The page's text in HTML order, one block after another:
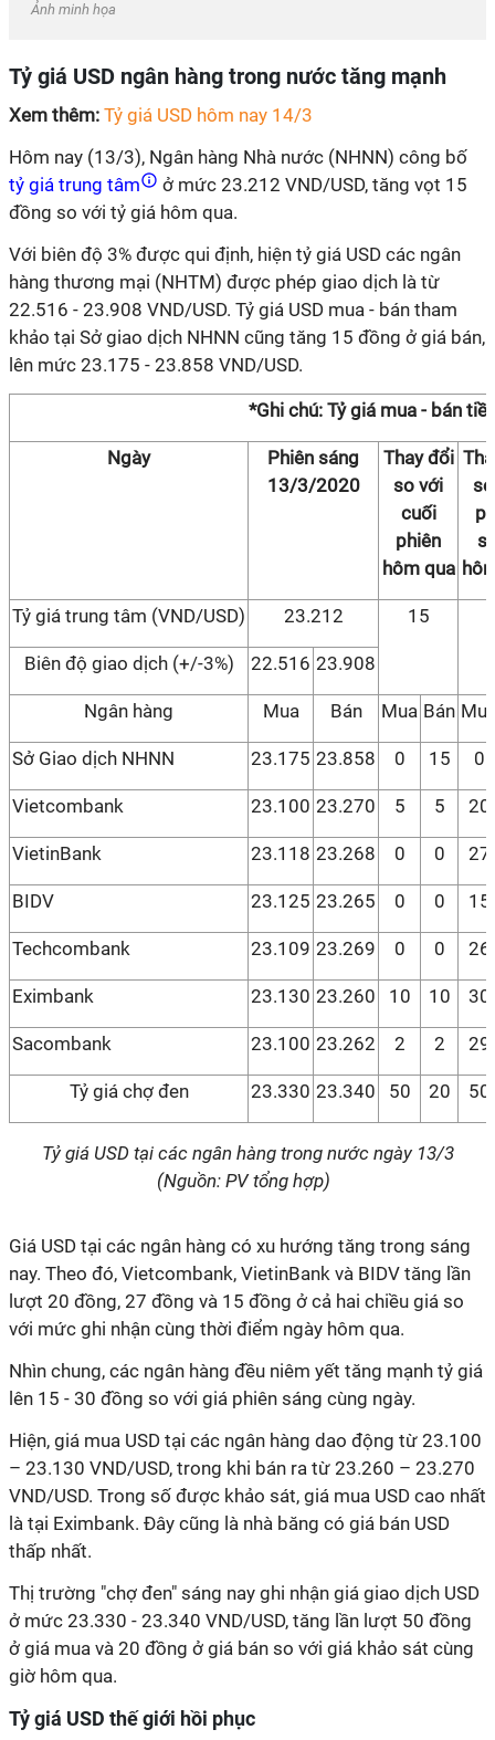
Ảnh minh họa
Tỷ giá USD ngân hàng trong nước tăng mạnh
Xem thêm: Tỷ giá USD hôm nay 14/3
Hôm nay (13/3), Ngân hàng Nhà nước (NHNN) công bố
tỷ giá trung tâm
ở mức 23.212 VND/USD, tăng vọt 15
đồng so với tỷ giá hôm qua.
Với biên độ 3% được qui định, hiện tỷ giá USD các ngân
hàng thương mại (NHTM) được phép giao dịch là từ
22.516 - 23.908 VND/USD. Tỷ giá USD mua - bán tham
khảo tại Sở giao dịch NHNN cũng tăng 15 đồng ở giá bán,
lên mức 23.175 - 23.858 VND/USD.
*Ghi chú: Tỷ giá mua - bán
Ngày
Phiên sáng
13/3/2020
Thay đổi
so với
cuối
phiên
hôm qua
Tỷ giá trung tâm (VND/USD) 23.212 15
Biên độ giao dịch (+/-3%) 22.516 23.908
Ngân hàng Mua Bán Mua Bán
Sở Giao dịch NHNN 23.175 23.858 0 15 0
Vietcombank 23.100 23.270 5 5 20
VietinBank 23.118 23.268 0 0 27
BIDV 23.125 23.265 0 0 15
Techcombank 23.109 23.269 0 0 26
Eximbank 23.130 23.260 10 10 30
Sacombank 23.100 23.262 2 2 29
Tỷ giá chợ đen 23.330 23.340 50 20 50
Tỷ giá USD tại các ngân hàng trong nước ngày 13/3
(Nguồn: PV tổng hợp)
Giá USD tại các ngân hàng có xu hướng tăng trong sáng
nay. Theo đó, Vietcombank, VietinBank và BIDV tăng lần
lượt 20 đồng, 27 đồng và 15 đồng ở cả hai chiều giá so
với mức ghi nhận cùng thời điểm ngày hôm qua.
Nhìn chung, các ngân hàng đều niêm yết tăng mạnh tỷ giá
lên 15 - 30 đồng so với giá phiên sáng cùng ngày.
Hiện, giá mua USD tại các ngân hàng dao động từ 23.100
– 23.130 VND/USD, trong khi bán ra từ 23.260 – 23.270
VND/USD. Trong số được khảo sát, giá mua USD cao nhất
là tại Eximbank. Đây cũng là nhà băng có giá bán USD
thấp nhất.
Thị trường "chợ đen" sáng nay ghi nhận giá giao dịch USD
ở mức 23.330 - 23.340 VND/USD, tăng lần lượt 50 đồng
ở giá mua và 20 đồng ở giá bán so với giá khảo sát cùng
giờ hôm qua.
Tỷ giá USD thế giới hồi phục